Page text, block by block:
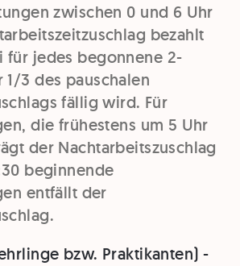
zwischen 0 und 6 Uhr
bezahlt
jedes begonnene 2-
1/3 des pauschalen
fällig wird. Für
die frühestens um 5 Uhr
der Nachtarbeitszuschlag
beginnende
entfällt der
bzw. Praktikanten) -